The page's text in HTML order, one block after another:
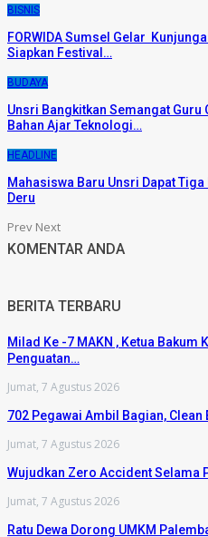
BISNIS
FORWIDA Sumsel Gelar
Siapkan Festival…
BUDAYA
Unsri Bangkitkan Semangat Guru
Bahan Ajar Teknologi…
HEADLINE
Mahasiswa Baru Unsri Dapat
Deru
Prev Next
KOMENTAR ANDA
BERITA TERBARU
Milad Ke -7 MAKN , Ketua Bakum
Penguatan…
Jumat, 7 Agustus 2026
702 Pegawai Ambil Bagian, Clean
Jumat, 7 Agustus 2026
Wujudkan Zero Accident Selama
Jumat, 7 Agustus 2026
Ratu Dewa Dorong UMKM